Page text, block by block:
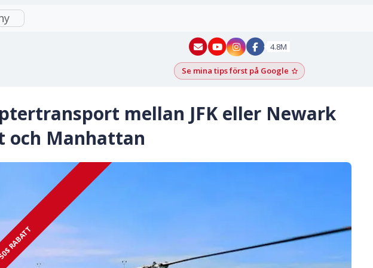
New York - YouTube
New York - Instagram
4.8M
Se mina tips först på GoogleLägg till som
mellan JFK eller Newark
och Manhattan
RABATT